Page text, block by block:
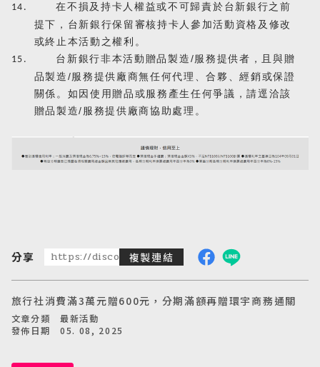
14.
在不損及持卡人權益或不可歸責於台新銀行之前
提下，台新銀行保留審核持卡人參加活動資格及修改
或終止本活動之權利。
15. 台新銀行非本活動贈品製造/服務提供者，且與贈
品製造/服務提供廠商無任何代理、合夥、經銷或保證
關係。如因使用贈品或服務產生任何爭議，請逕洽該
贈品製造/服務提供廠商協助處理。
分享 https://discoveredtravel.com.tw/news/detail/
複製連結
旅行社消費滿3萬元贈600元，分期滿額再贈環宇商務通關
文章分類 最新活動
發佈日期 05. 08, 2025